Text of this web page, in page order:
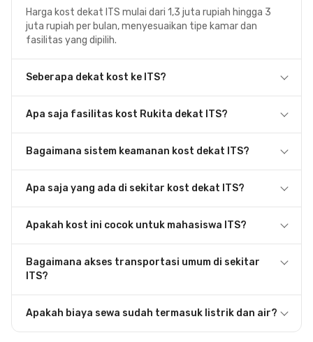
Harga kost dekat ITS mulai dari 1,3 juta rupiah hingga 3
juta rupiah per bulan, menyesuaikan tipe kamar dan
fasilitas yang dipilih.
Seberapa dekat kost ke ITS?
Apa saja fasilitas kost Rukita dekat ITS?
Bagaimana sistem keamanan kost dekat ITS?
Apa saja yang ada di sekitar kost dekat ITS?
Apakah kost ini cocok untuk mahasiswa ITS?
Bagaimana akses transportasi umum di sekitar
ITS?
Apakah biaya sewa sudah termasuk listrik dan air?